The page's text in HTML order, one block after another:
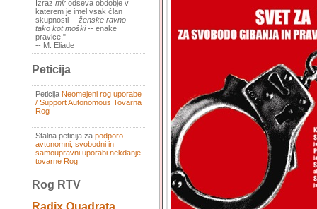
Izraz mir odseva obdobje v
katerem je imel vsak član
skupnosti -- ženske ravno
tako kot moški-- enake
pravice."
-- M. Eliade
Peticija
Peticija Neomejeni rog uporabe
/ Support Autonomous Tovarna
Rog
Stalna peticija za podporo
avtonomni, svobodni in
samoupravni uporabi nekdanje
tovarne Rog
Rog RTV